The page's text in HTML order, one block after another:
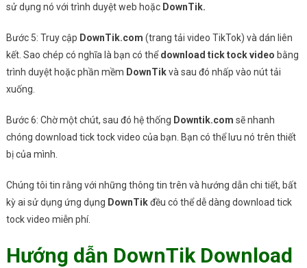
sử dụng nó với trình duyệt web hoặc DownTik.
Bước 5: Truy cập DownTik.com (trang tải video TikTok) và dán liên
kết. Sao chép có nghĩa là bạn có thểdownload tick tock video bằng
trình duyệt hoặc phần mềm DownTikvà sau đó nhấp vào nút tải
xuống.
Bước 6: Chờ một chút, sau đó hệ thống Downtik.com sẽ nhanh
chóng download tick tock video của bạn. Bạn có thể lưu nó trên thiết
bị của mình.
Chúng tôi tin rằng với những thông tin trên và hướng dẫn chi tiết, bất
kỳ ai sử dụng ứng dụng DownTikđều có thể dễ dàng download tick
tock video miễn phí.
Hướng dẫn DownTik Download